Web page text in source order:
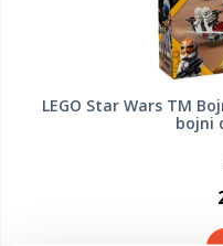
LEGO Star Wars TM
bojni